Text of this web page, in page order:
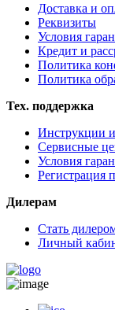
Доставка и
Реквизиты
Условия
Кредит и
Политика
Политика
Тех. поддержка
Инструкции
Сервисные
Условия
Регистрация
Дилерам
Стать
Личный